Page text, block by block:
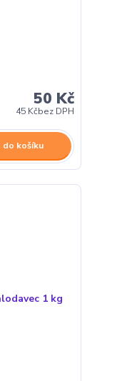
50 Kč
45 Kčbez DPH
do košíku